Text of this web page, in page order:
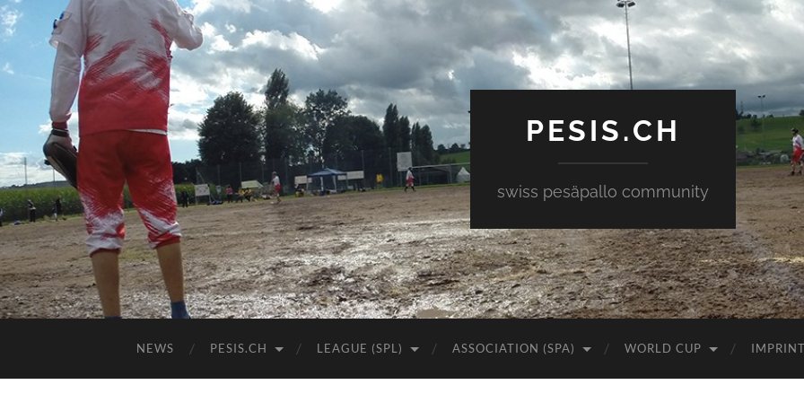
PESIS.CH
swiss pesäpallo community
NEWS PESIS.CH LEAGUE (SPL) ASSOCIATION (SPA) WORLD CUP